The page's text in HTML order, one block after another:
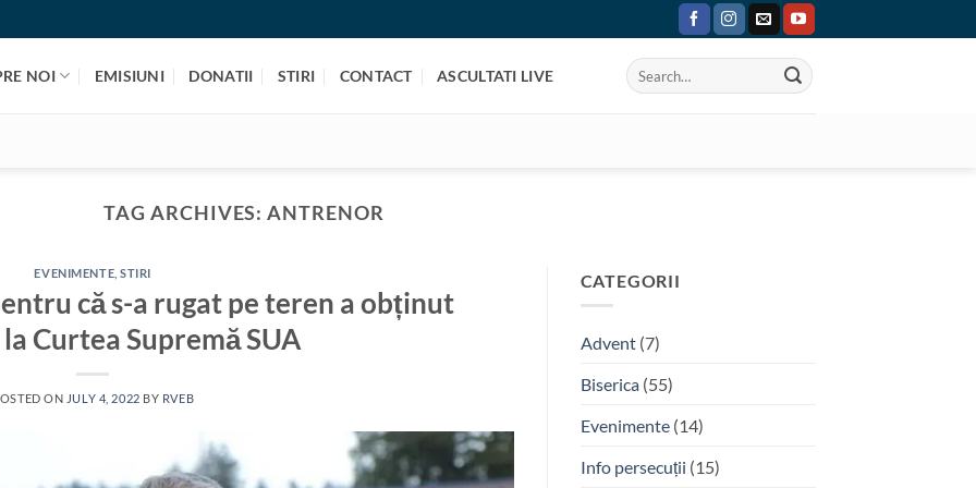
NOI EMISIUNI DONATII STIRI CONTACT ASCULTATI LIVE
TAG ARCHIVES:ANTRENOR
EVENIMENTE ,STIRI
că s-a rugat pe teren a obținut
Curtea Supremă SUA
ON JULY 4, 2022 BY RVEB
CATEGORII
Advent(7)
Biserica(55)
Evenimente(14)
Info persecuții (15)